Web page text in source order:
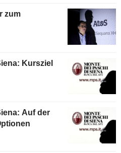
zum
Kursziel
Auf der